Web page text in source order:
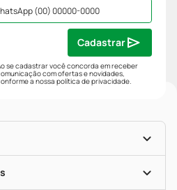
se cadastrar você concorda em receber
com ofertas e novidades,
a nossapolítica de privacidade.
Cadastrar